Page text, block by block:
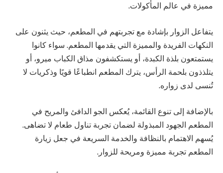
مميزة في عالم المأكولات.
يتفاعل الزوار بإشادة مع تجربتهم في المطعم، حيث يثنون على
النكهات الفريدة والمميزة التي يقدمها المطعم. سواء كانوا
يستمتعون بلذة الكبدة، أو يستكشفون مذاق الكباب ميرو، أو
يتلذذون بلحمة الرأس، يترك المطعم انطباعًا قويًا وذكريات لا
تُنسى لدى زواره.
بالإضافة إلى تنوع القائمة، يُعكس الجو الدافئ والمريح في
المطعم الجهود المبذولة لضمان تجربة تناول طعام لا تضاهى.
يُسهم الاهتمام بالنظافة والخدمة السريعة في جعل زيارة
المطعم تجربة مميزة ومريحة للزوار.